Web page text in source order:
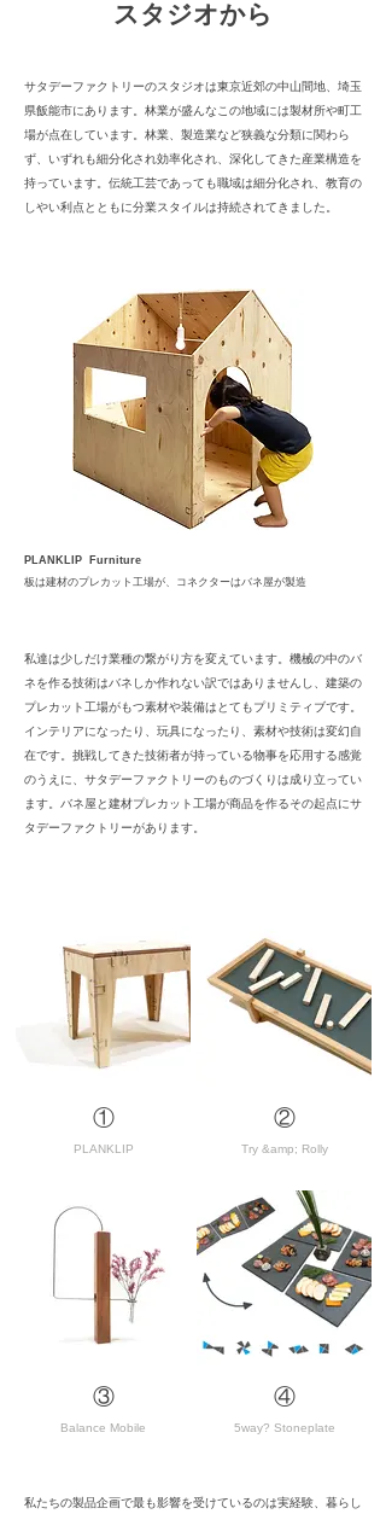
スタジオから
サタデーファクトリーのスタジオは東京近郊の中山間地、埼玉
県飯能市にあります。林業が盛んなこの地域には製材所や町工
場が点在しています。林業、製造業など狭義な分類に関わら
ず、いずれも細分化され効率化され、深化してきた産業構造を
持っています。伝統工芸であっても職域は細分化され、教育の
しやい利点とともに分業スタイルは持続されてきました。
PLANKLIP Furniture
板は建材のプレカット工場が、コネクターはバネ屋が製造
私達は少しだけ業種の繋がり方を変えています。機械の中のバ
ネを作る技術はバネしか作れない訳ではありませんし、建築の
プレカット工場がもつ素材や装備はとてもプリミティブです。
インテリアになったり、玩具になったり、素材や技術は変幻自
在です。挑戦してきた技術者が持っている物事を応用する感覚
のうえに、サタデーファクトリーのものづくりは成り立ってい
ます。バネ屋と建材プレカット工場が商品を作るその起点にサ
タデーファクトリーがあります。
①
PLANKLIP
②
Try &amp; Rolly
③
Balance Mobile
④
5way? Stoneplate
私たちの製品企画で最も影響を受けているのは実経験、暮らし